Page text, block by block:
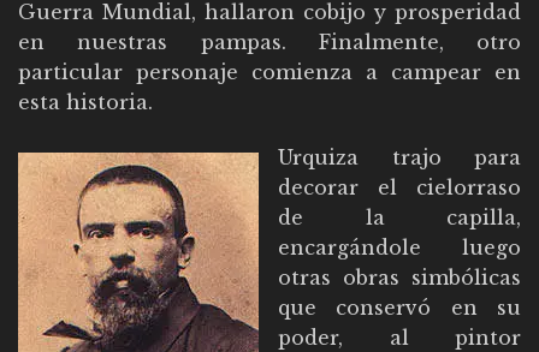
Guerra Mundial, hallaron cobijo y prosperidad
en nuestras pampas. Finalmente, otro
particular personaje comienza a campear en
esta historia.
Urquiza trajo para
decorar el cielorraso
de la capilla,
encargándole luego
otras obras simbólicas
que conservó en su
poder, al pintor